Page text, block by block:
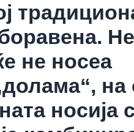
не носеа
на
носија